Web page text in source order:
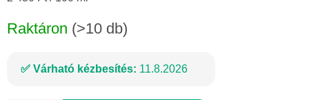
Raktáron (>10 db)
Várható kézbesítés: 11.8.2026